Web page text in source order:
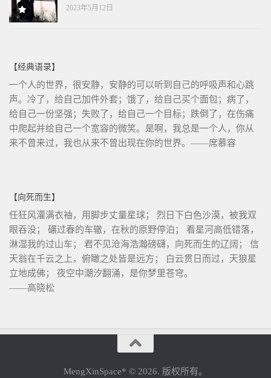
2023年5月12日
【经典语录】
一个人的世界，很安静，安静的可以听到自己的呼吸声和心跳
声。冷了，给自己加件外套；饿了，给自己买个面包；病了，
给自己一份坚强；失败了，给自己一个目标；跌倒了，在伤痛
中爬起并给自己一个宽容的微笑。是啊，我总是一个人，你从
来不曾来过，我也从来不曾出现在你的世界。——席慕容
【向死而生】
任狂风灌满衣袖，用脚步丈量星球； 烈日下白色沙漠，被我双
眼吞没； 碾过春的车辙，在秋的原野停泊； 看星河高低错落，
淋湿我的过山车； 君不见沧海浩瀚磅礴，向死而生的辽阔； 信
天翁在千云之上，俯瞰之处皆是远方； 白云贯日而过，天狼星
立地成佛； 夜空中潮汐翻涌，是你梦里苍穹。
——高晓松
MengXinSpace* © 2026. 版权所有。